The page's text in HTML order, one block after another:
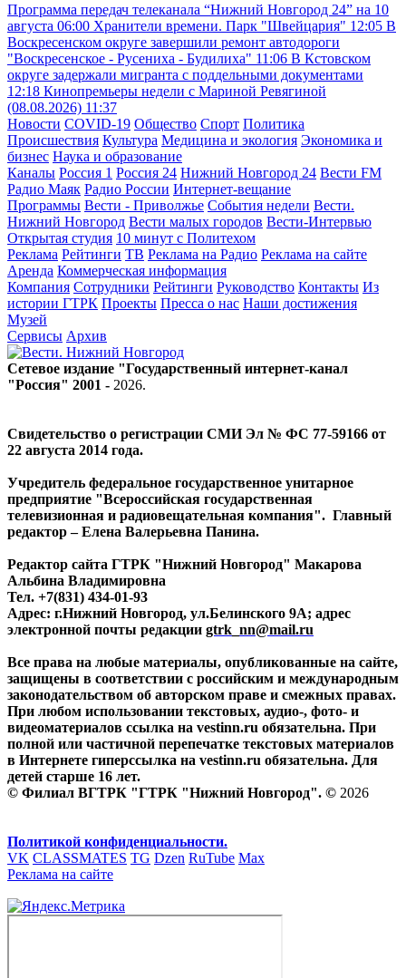
Программа передач телеканала “Нижний Новгород 24” на 10
августа 06:00 Хранители времени. Парк "Швейцария" 12:05 В
Воскресенском округе завершили ремонт автодороги
"Воскресенское - Русениха - Будилиха" 11:06 В Кстовском
округе задержали мигранта с поддельными документами
12:18 Кинопремьеры недели с Мариной Ревягиной
(08.08.2026) 11:37
Новости COVID-19 Общество Спорт Политика
Происшествия Культура Медицина и экология Экономика и
бизнес Наука и образование
Каналы Россия 1 Россия 24 Нижний Новгород 24 Вести FM
Радио Маяк Радио России Интернет-вещание
Программы Вести - Приволжье События недели Вести.
Нижний Новгород Вести малых городов Вести-Интервью
Открытая студия 10 минут с Политехом
Реклама Рейтинги ТВ Реклама на Радио Реклама на сайте
Аренда Коммерческая информация
Компания Сотрудники Рейтинги Руководство Контакты Из
истории ГТРК Проекты Пресса о нас Наши достижения
Музей
Сервисы Архив
Сетевое издание "Государственный интернет-канал
"Россия" 2001 - 2026.
Свидетельство о регистрации СМИ Эл № ФС 77-59166 от
22 августа 2014 года.
Учредитель федеральное государственное унитарное
предприятие "Всероссийская государственная
телевизионная и радиовещательная компания". Главный
редактор – Елена Валерьевна Панина.
Редактор сайта ГТРК "Нижний Новгород" Макарова
Альбина Владимировна
Тел. +7(831) 434-01-93
Адрес: г.Нижний Новгород, ул.Белинского 9А; адрес
электронной почты редакции gtrk_nn@mail.ru
Все права на любые материалы, опубликованные на сайте,
защищены в соответствии с российским и международным
законодательством об авторском праве и смежных правах.
При любом использовании текстовых, аудио-, фото- и
видеоматериалов ссылка на vestinn.ru обязательна. При
полной или частичной перепечатке текстовых материалов
в Интернете гиперссылка на vestinn.ru обязательна. Для
детей старше 16 лет.
© Филиал ВГТРК "ГТРК "Нижний Новгород". © 2026
Политикой конфиденциальности.
VK CLASSMATES TG Dzen RuTube Max
Реклама на сайте